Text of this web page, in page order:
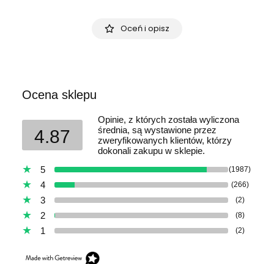
Oceń i opisz
Ocena sklepu
4.87
Opinie, z których została wyliczona
średnia, są wystawione przez
zweryfikowanych klientów, którzy
dokonali zakupu w sklepie.
5
(1987)
4 (266)
3 (2)
2 (8)
1 (2)